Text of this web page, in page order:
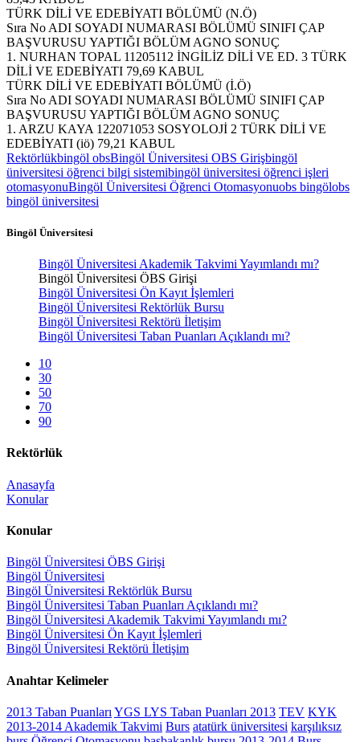
TÜRK DİLİ VE EDEBİYATI BÖLÜMÜ (N.Ö)
Sıra No ADI SOYADI NUMARASI BÖLÜMÜ SINIFI ÇAP
BAŞVURUSU YAPTIĞI BÖLÜM AGNO SONUÇ
1. NURHAN TOPAL 11205112 İNGİLİZ DİLİ VE ED. 3 TÜRK
DİLİ VE EDEBİYATI 79,69 KABUL
TÜRK DİLİ VE EDEBİYATI BÖLÜMÜ (İ.Ö)
Sıra No ADI SOYADI NUMARASI BÖLÜMÜ SINIFI ÇAP
BAŞVURUSU YAPTIĞI BÖLÜM AGNO SONUÇ
1. ARZU KAYA 122071053 SOSYOLOJİ 2 TÜRK DİLİ VE
EDEBİYATI (iö) 79,21 KABUL
Rektörlükbingöl obsBingöl Üniversitesi OBS Girişbingöl
üniversitesi öğrenci bilgi sistemibingöl üniversitesi öğrenci işleri
otomasyonuBingöl Üniversitesi Öğrenci Otomasyonuobs bingölobs
bingöl üniversitesi
Bingöl Üniversitesi
Bingöl Üniversitesi Akademik Takvimi Yayımlandı mı?
Bingöl Üniversitesi ÖBS Girişi
Bingöl Üniversitesi Ön Kayıt İşlemleri
Bingöl Üniversitesi Rektörlük Bursu
Bingöl Üniversitesi Rektörü İletişim
Bingöl Üniversitesi Taban Puanları Açıklandı mı?
10
30
50
70
90
Rektörlük
Anasayfa
Konular
Konular
Bingöl Üniversitesi ÖBS Girişi
Bingöl Üniversitesi
Bingöl Üniversitesi Rektörlük Bursu
Bingöl Üniversitesi Taban Puanları Açıklandı mı?
Bingöl Üniversitesi Akademik Takvimi Yayımlandı mı?
Bingöl Üniversitesi Ön Kayıt İşlemleri
Bingöl Üniversitesi Rektörü İletişim
Anahtar Kelimeler
2013 Taban Puanları YGS LYS Taban Puanları 2013 TEV KYK
2013-2014 Akademik Takvimi Burs atatürk üniversitesi karşılıksız